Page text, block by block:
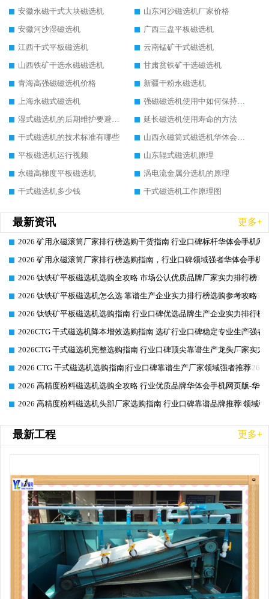
安徽永磁干式大块磁选机
山东河沙磁选机厂家价格
安徽河沙湿磁选机
广西三盘平板磁选机
江西干式平板磁选机
云南锰矿干式磁选机
山西铁矿干选永磁磁选机
甘肃贫铁矿干选磁选机
青海高强磁磁选机价格
新疆干粉永磁选机
上海永磁式磁选机
强磁磁选机使用中如何保持其顺畅运行
湿式磁选机的后期维护要避开哪些坑
延长磁选机使用寿命的方法
干式磁选机的技术标准有哪些
山西永磁筒式磁选机华体会手机网页版-华体会(中国)
平板磁选机运行视频
山东辊式磁选机原理
永磁高梯度平板磁选机
涡电流金属分选机的原理
干式磁选机多少钱
干式磁选机工作原理图
最新资讯 更多+
2026-06-26
2026 矿用永磁滚筒厂家排行榜选购干货指南 行业口碑标杆华体会手机网
2026-06-26
2026 矿用永磁滚筒厂家排行榜选购指南，行业口碑领域强者华体会手机
2026-06-26
2026 钛铁矿平板磁选机选购全攻略 市场公认优质品牌厂家实力排行榜
2026-06-26
2026 钛铁矿平板磁选机怎么选 靠谱生产企业实力排行榜选购参考攻略
2026-06-26
2026 钛铁矿平板磁选机选购指南 行业口碑优选品牌生产企业实力排行榜
2026-06-26
2026CTG 干式磁选机降本增效选购指南 选矿行业口碑稳定专业生产强者
2026-06-26
2026CTG 干式磁选机完整选购指南 行业口碑顶尖靠谱生产龙头厂家实力
2026-06-26
2026 CTG 干式磁选机选购指南|行业口碑靠谱生产厂家领域强者推荐
2026-06-26
2026 高精度粉料磁选机选购全攻略 行业优质品牌华体会手机网页版-华
2026-06-26
2026 高精度粉料磁选机头部厂家选购指南 行业口碑靠谱品牌推荐 领域
最新工程 更多+